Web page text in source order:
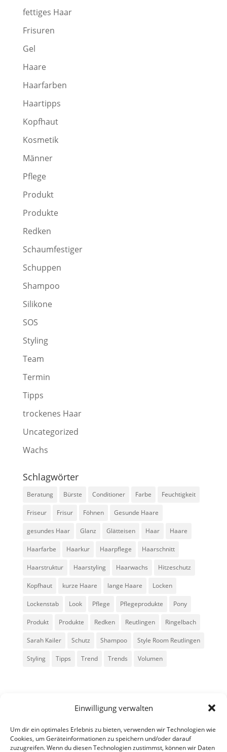
Einwilligung verwalten
Um dir ein optimales Erlebnis zu bieten, verwenden wir Technologien wie
Cookies, um Geräteinformationen zu speichern und/oder darauf
zuzugreifen. Wenn du diesen Technologien zustimmst, können wir Daten
fettiges Haar
Frisuren
Gel
Haare
Haarfarben
Haartipps
Kopfhaut
Kosmetik
Männer
Pflege
Produkt
Produkte
Redken
Schaumfestiger
Schuppen
Shampoo
Silikone
SOS
Styling
Team
Termin
Tipps
trockenes Haar
Uncategorized
Wachs
Schlagwörter
Beratung Bürste Conditioner Farbe Feuchtigkeit
Friseur Frisur Föhnen Gesunde Haare
gesundes Haar Glanz Glätteisen Haar Haare
Haarfarbe Haarkur Haarpflege Haarschnitt
Haarstruktur Haarstyling Haarwachs Hitzeschutz
Kopfhaut kurze Haare lange Haare Locken
Lockenstab Look Pflege Pflegeprodukte Pony
Produkt Produkte Redken Reutlingen Ringelbach
Sarah Kailer Schutz Shampoo Style Room Reutlingen
Styling Tipps Trend Trends Volumen